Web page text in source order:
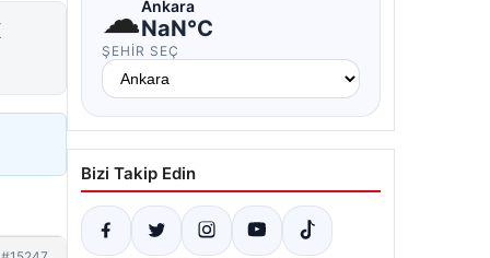
☁Ankara
NaN°C
ŞEHIR SEÇ
Bizi Takip Edin